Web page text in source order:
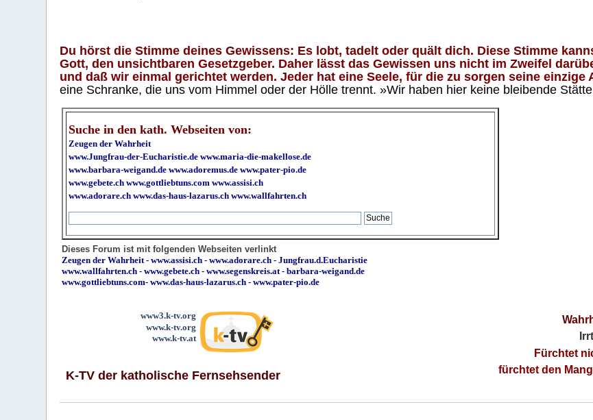
Du hörst die Stimme deines Gewissens: Es lobt, tadelt oder quält dich. Diese Stimme
Gott, den unsichtbaren Gesetzgeber. Daher lässt das Gewissen uns nicht im Zweifel
und daß wir einmal gerichtet werden. Jeder hat eine Seele, für die zu sorgen seine einzige
eine Schranke, die uns vom Himmel oder der Hölle trennt. »Wir haben hier keine bleibende
Suche in den kath. Webseiten von:
Zeugen der Wahrheit
www.Jungfrau-der-Eucharistie.de www.maria-die-makellose.de
www.barbara-weigand.de www.adoremus.de www.pater-pio.de
www.gebete.ch www.gottliebtuns.com www.assisi.ch
www.adorare.ch www.das-haus-lazarus.ch www.wallfahrten.ch
Dieses Forum ist mit folgenden Webseiten verlinkt
Zeugen der Wahrheit -www.assisi.ch -www.adorare.ch -Jungfrau.d.Eucharistie
www.wallfahrten.ch -www.gebete.ch -www.segenskreis.at -barbara-weigand.de
www.gottliebtuns.com-www.das-haus-lazarus.ch - www.pater-pio.de
www3.k-tv.org
www.k-tv.org
www.k-tv.at
K-TV der katholische Fernsehsender
Fürchtet
fürchtet den